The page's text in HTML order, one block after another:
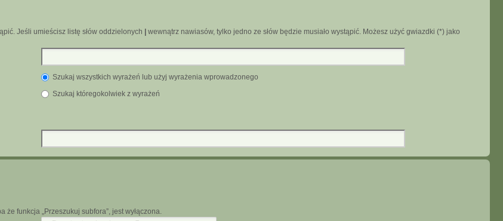
Jeśli umieścisz listę słów oddzielonych
wewnątrz nawiasów, tylko jedno ze słów będzie musiało wystąpić. Możesz użyć gwiazdki (*) jako
Szukaj wszystkich wyrażeń lub użyj wyrażenia wprowadzonego
Szukaj któregokolwiek z wyrażeń
funkcja „Przeszukuj subfora”, jest wyłączona.